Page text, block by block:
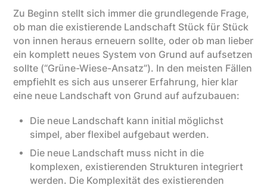
Zu Beginn stellt sich immer die grundlegende Frage,
ob man die existierende Landschaft Stück für Stück
von innen heraus erneuern sollte, oder ob man lieber
ein komplett neues System von Grund auf aufsetzen
sollte (“Grüne-Wiese-Ansatz”). In den meisten Fällen
empfiehlt es sich aus unserer Erfahrung, hier klar
eine neue Landschaft von Grund auf aufzubauen:
Die neue Landschaft kann initial möglichst
simpel, aber flexibel aufgebaut werden.
Die neue Landschaft muss nicht in die
komplexen, existierenden Strukturen integriert
werden. Die Komplexität des existierenden